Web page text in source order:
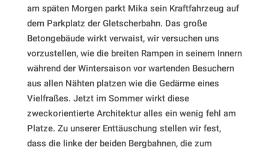
am späten Morgen parkt Mika sein Kraftfahrzeug auf
dem Parkplatz der Gletscherbahn. Das große
Betongebäude wirkt verwaist, wir versuchen uns
vorzustellen, wie die breiten Rampen in seinem Innern
während der Wintersaison vor wartenden Besuchern
aus allen Nähten platzen wie die Gedärme eines
Vielfraßes. Jetzt im Sommer wirkt diese
zweckorientierte Architektur alles ein wenig fehl am
Platze. Zu unserer Enttäuschung stellen wir fest,
dass die linke der beiden Bergbahnen, die zum